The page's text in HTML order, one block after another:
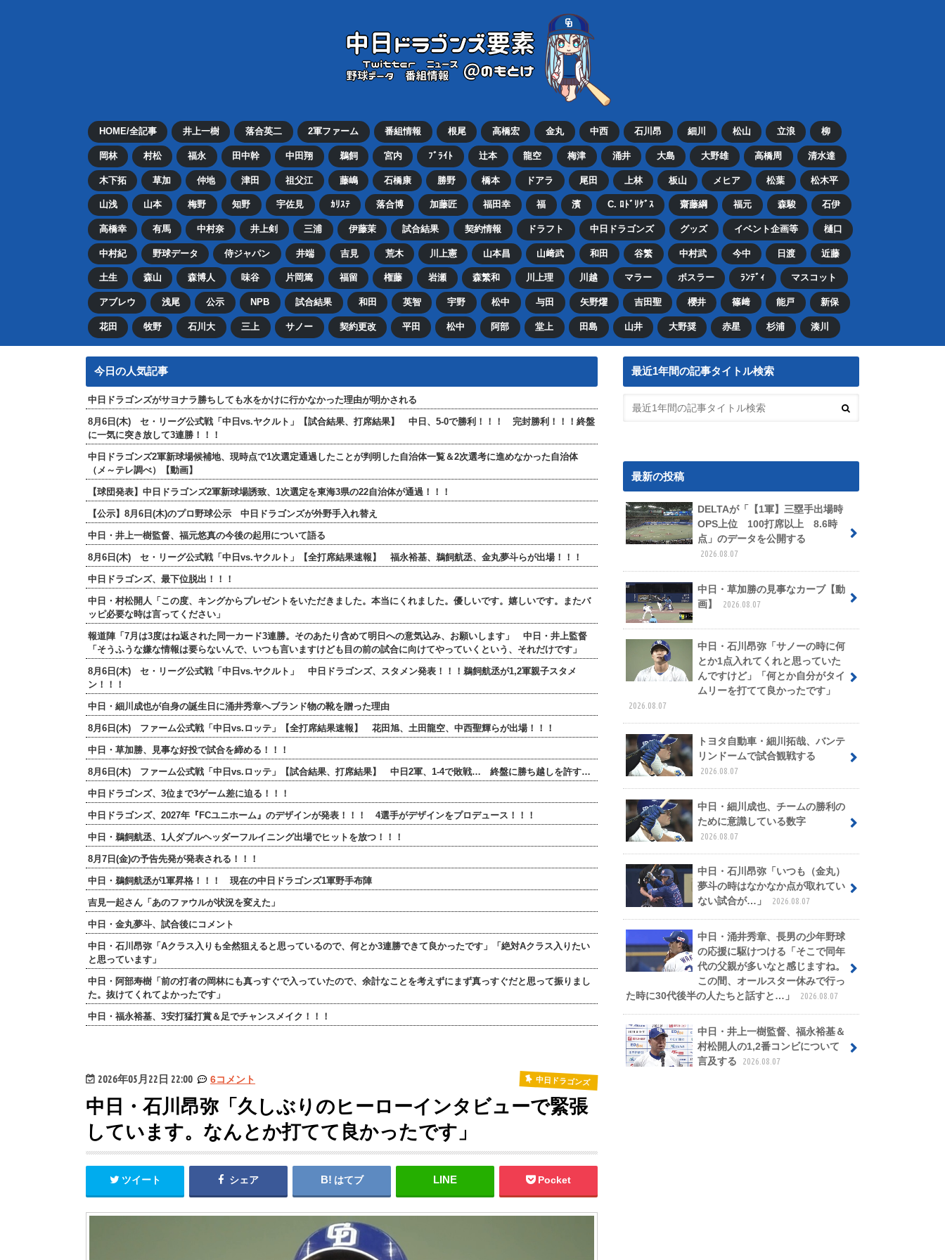
HOME/全記事 井上一樹 落合英二 2軍ファーム 番組情報 根尾 高橋宏 金丸 中西 石川昂 細川 松山 立浪 柳
岡林 村松 福永 田中幹 中田翔 鵜飼 宮内 ﾌﾞﾗｲﾄ 辻本 龍空 梅津 涌井 大島 大野雄 高橋周 清水達
木下拓 草加 仲地 津田 祖父江 藤嶋 石橋康 勝野 橋本 ドアラ 尾田 上林 板山 メヒア 松葉 松木平
山浅 山本 梅野 知野 宇佐見 ｶﾘｽﾃ 落合博 加藤匠 福田幸 福 濱 C. ﾛﾄﾞﾘｹﾞｽ 齋藤綱 福元 森駿 石伊
高橋幸 有馬 中村奈 井上剣 三浦 伊藤茉 試合結果 契約情報 ドラフト 中日ドラゴンズ グッズ イベント企画等 樋口
中村紀 野球データ 侍ジャパン 井端 吉見 荒木 川上憲 山本昌 山﨑武 和田 谷繁 中村武 今中 日渡 近藤
土生 森山 森博人 味谷 片岡篤 福留 権藤 岩瀬 森繁和 川上理 川越 マラー ボスラー ﾗﾝﾃﾞｨ マスコット
アブレウ 浅尾 公示 NPB 試合結果 和田 英智 宇野 松中 与田 矢野燿 吉田聖 櫻井 篠﨑 能戸 新保
花田 牧野 石川大 三上 サノー 契約更改 平田 松中 阿部 堂上 田島 山井 大野奨 赤星 杉浦 湊川
今日の人気記事
中日ドラゴンズがサヨナラ勝ちしても水をかけに行かなかった理由が明かされる
8月6日(木) セ・リーグ公式戦「中日vs.ヤクルト」【試合結果、打席結果】 中日、5-0で勝利！！！ 完封勝利！！！終盤
に一気に突き放して3連勝！！！
中日ドラゴンズ2軍新球場候補地、現時点で1次選定通過したことが判明した自治体一覧＆2次選考に進めなかった自治体
（メ～テレ調べ）【動画】
【球団発表】中日ドラゴンズ2軍新球場誘致、1次選定を東海3県の22自治体が通過！！！
【公示】8月6日(木)のプロ野球公示 中日ドラゴンズが外野手入れ替え
中日・井上一樹監督、福元悠真の今後の起用について語る
8月6日(木) セ・リーグ公式戦「中日vs.ヤクルト」【全打席結果速報】 福永裕基、鵜飼航丞、金丸夢斗らが出場！！！
中日ドラゴンズ、最下位脱出！！！
中日・村松開人「この度、キングからプレゼントをいただきました。本当にくれました。優しいです。嬉しいです。またバ
ッピ必要な時は言ってください」
報道陣「7月は3度はね返された同一カード3連勝。そのあたり含めて明日への意気込み、お願いします」 中日・井上監督
「そうふうな嫌な情報は要らないんで、いつも言いますけども目の前の試合に向けてやっていくという、それだけです」
8月6日(木) セ・リーグ公式戦「中日vs.ヤクルト」 中日ドラゴンズ、スタメン発表！！！鵜飼航丞が1,2軍親子スタメ
ン！！！
中日・細川成也が自身の誕生日に涌井秀章へブランド物の靴を贈った理由
8月6日(木) ファーム公式戦「中日vs.ロッテ」【全打席結果速報】 花田旭、土田龍空、中西聖輝らが出場！！！
中日・草加勝、見事な好投で試合を締める！！！
8月6日(木) ファーム公式戦「中日vs.ロッテ」【試合結果、打席結果】 中日2軍、1-4で敗戦… 終盤に勝ち越しを許す…
中日ドラゴンズ、3位まで3ゲーム差に迫る！！！
中日ドラゴンズ、2027年『FCユニホーム』のデザインが発表！！！ 4選手がデザインをプロデュース！！！
中日・鵜飼航丞、1人ダブルヘッダーフルイニング出場でヒットを放つ！！！
8月7日(金)の予告先発が発表される！！！
中日・鵜飼航丞が1軍昇格！！！ 現在の中日ドラゴンズ1軍野手布陣
吉見一起さん「あのファウルが状況を変えた」
中日・金丸夢斗、試合後にコメント
中日・石川昂弥「Aクラス入りも全然狙えると思っているので、何とか3連勝できて良かったです」「絶対Aクラス入りたい
と思っています」
中日・阿部寿樹「前の打者の岡林にも真っすぐで入っていたので、余計なことを考えずにまず真っすぐだと思って振りまし
た。抜けてくれてよかったです」
中日・福永裕基、3安打猛打賞＆足でチャンスメイク！！！
2026年05月22日 22:00 6コメント 中日ドラゴンズ
中日・石川昂弥「久しぶりのヒーローインタビューで緊張
しています。なんとか打てて良かったです」
ツイート シェア はてブ Pocket
最近1年間の記事タイトル検索
最新の投稿
DELTAが「【1軍】三塁手出場時
OPS上位 100打席以上 8.6時
点」のデータを公開する
2026.08.07
中日・草加勝の見事なカーブ【動
画】
2026.08.07
中日・石川昂弥「サノーの時に何
とか1点入れてくれと思っていた
んですけど」「何とか自分がタイ
ムリーを打てて良かったです」
2026.08.07
トヨタ自動車・細川拓哉、バンテ
リンドームで試合観戦する
2026.08.07
中日・細川成也、チームの勝利の
ために意識している数字
2026.08.07
中日・石川昂弥「いつも（金丸）
夢斗の時はなかなか点が取れてい
ない試合が…」
2026.08.07
中日・涌井秀章、長男の少年野球
の応援に駆けつける「そこで同年
代の父親が多いなと感じますね。
この間、オールスター休みで行っ
た時に30代後半の人たちと話すと…」
2026.08.07
中日・井上一樹監督、福永裕基＆
村松開人の1,2番コンビについて
言及する
2026.08.07